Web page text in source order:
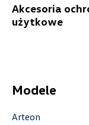
Akcesoria
użytkowe
+48 632
Auto BZ
Modele
Arteon